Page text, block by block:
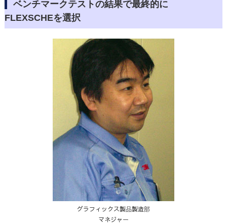
ベンチマークテストの結果で最終的に
FLEXSCHEを選択
グラフィックス製品製造部
マネジャー